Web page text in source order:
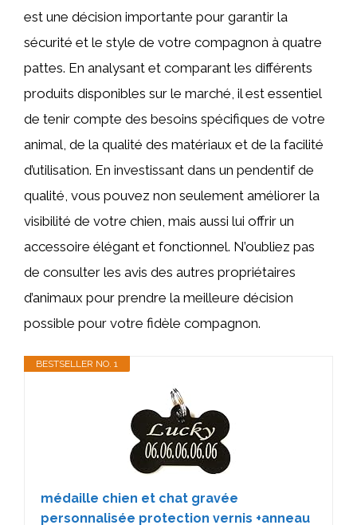
est une décision importante pour garantir la
sécurité et le style de votre compagnon à quatre
pattes. En analysant et comparant les différents
produits disponibles sur le marché, il est essentiel
de tenir compte des besoins spécifiques de votre
animal, de la qualité des matériaux et de la facilité
d’utilisation. En investissant dans un pendentif de
qualité, vous pouvez non seulement améliorer la
visibilité de votre chien, mais aussi lui offrir un
accessoire élégant et fonctionnel. N’oubliez pas
de consulter les avis des autres propriétaires
d’animaux pour prendre la meilleure décision
possible pour votre fidèle compagnon.
BESTSELLER NO. 1
médaille chien et chat gravée
personnalisée protection vernis +anneau